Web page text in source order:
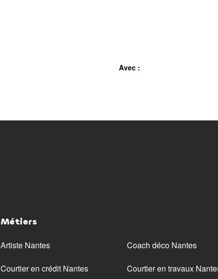
Avec :
Métiers
Artiste Nantes Coach déco Nantes
Courtier en crédit Nantes Courtier en travaux